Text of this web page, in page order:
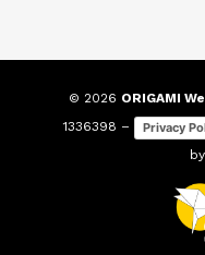
© 2026 ORIGAMI
1336398 –
Privacy
by